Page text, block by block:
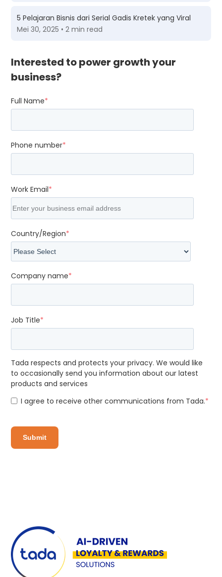
5 Pelajaran Bisnis dari Serial Gadis Kretek yang Viral
Mei 30, 2025 • 2 min read
Interested to power growth your
business?
Full Name*
Phone number*
Work Email*
Country/Region*
Company name*
Job Title*
Tada respects and protects your privacy. We would like
to occasionally send you information about our latest
products and services
I agree to receive other communications from Tada.*